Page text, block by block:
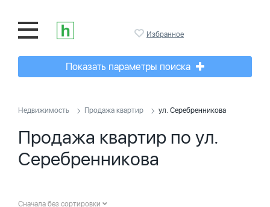
Избранное
Показать параметры поиска
Недвижимость Продажа квартир ул. Серебренникова
Продажа квартир по ул.
Серебренникова
Сначала без сортировки